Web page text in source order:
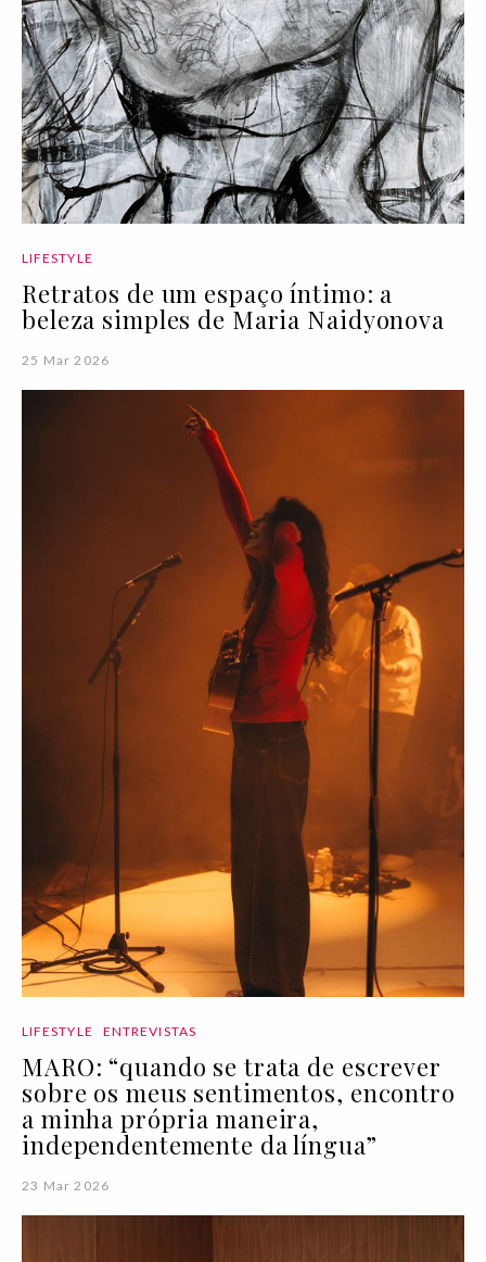
LIFESTYLE
Retratos de um espaço íntimo: a
beleza simples de Maria Naidyonova
25 Mar 2026
LIFESTYLE ENTREVISTAS
MARO: “quando se trata de escrever
sobre os meus sentimentos, encontro
a minha própria maneira,
independentemente da língua”
23 Mar 2026